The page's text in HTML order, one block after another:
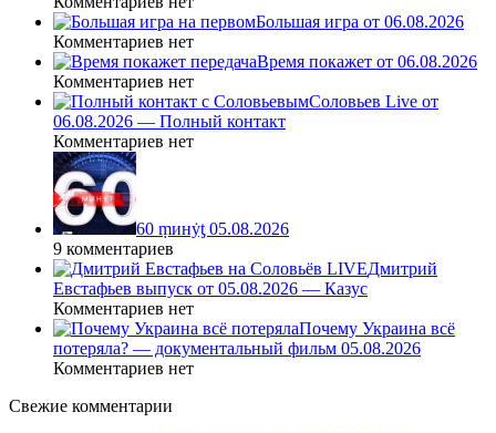
Большая игра от 06.08.2026
Комментариев нет
Время покажет от 06.08.2026
Комментариев нет
Соловьев Live от
06.08.2026 — Полный контакт
Комментариев нет
60 ṃинẏƫ 05.08.2026
9 комментариев
Дмитрий
Евстафьев выпуск от 05.08.2026 — Казус
Комментариев нет
Почему Украина всё
потеряла? — документальный фильм 05.08.2026
Комментариев нет
Свежие комментарии